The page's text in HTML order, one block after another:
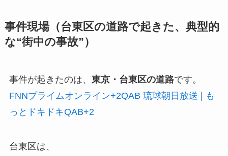
事件現場（台東区の道路で起きた、典型的
な“街中の事故”）
事件が起きたのは、 東京・台東区の道路です。
FNNプライムオンライン+2QAB 琉球朝日放送 | も
っとドキドキQAB+2
台東区は、